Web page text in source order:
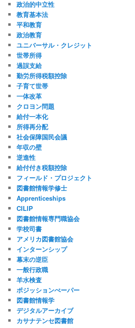
政治的中立性
教育基本法
平和教育
政治教育
ユニバーサル・クレジット
世帯所得
過誤支給
勤労所得税額控除
子育て世帯
一体改革
クロヨン問題
給付一本化
所得再分配
社会保障国民会議
年収の壁
逆進性
給付付き税額控除
フィールド・プロジェクト
図書館情報学修士
Apprenticeships
CILIP
図書館情報専門職協会
学校司書
アメリカ図書館協会
インターンシップ
幕末の逆臣
一般行政職
羊水検査
ポジッションぺーパー
図書館情報学
デジタルアーカイブ
カサナテンセ図書館